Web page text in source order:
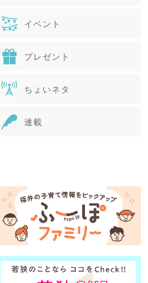
イベント
プレゼント
ちょいネタ
連載